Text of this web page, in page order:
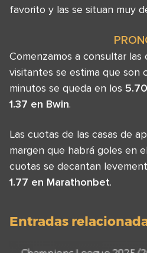
favorito y las se situan muy
Comenzamos a consultar
visitantes se estima que son
minutos se queda en los
1.37 en Bwin.
Las cuotas de las casas de
margen que habrá goles en
cuotas se decantan
1.77 en Marathonbet.
Entradas